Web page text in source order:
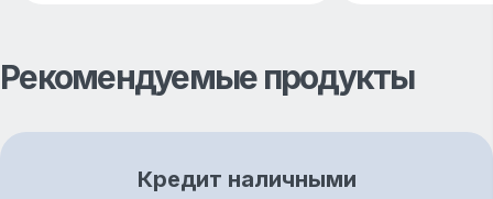
Рекомендуемые продукты
Кредит наличными